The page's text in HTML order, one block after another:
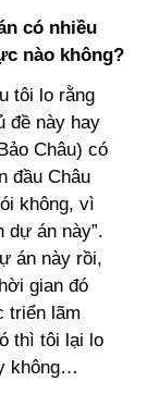
có nhiều
nào không?
tôi lo rằng
đề này hay
Châu) có
đầu Châu
không, vì
dự án này”.
án này rồi,
gian đó
triển lãm
thì tôi lại lo
không…